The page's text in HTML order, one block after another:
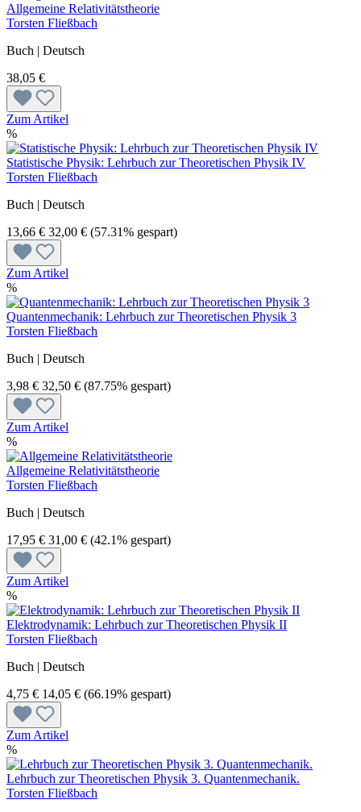
Allgemeine Relativitätstheorie
Torsten Fließbach
Buch | Deutsch
38,05 €
Zum Artikel
%
Statistische Physik: Lehrbuch zur Theoretischen Physik IV
Torsten Fließbach
Buch | Deutsch
13,66 € 32,00 € (57.31% gespart)
Zum Artikel
%
Quantenmechanik: Lehrbuch zur Theoretischen Physik 3
Torsten Fließbach
Buch | Deutsch
3,98 € 32,50 € (87.75% gespart)
Zum Artikel
%
Allgemeine Relativitätstheorie
Torsten Fließbach
Buch | Deutsch
17,95 € 31,00 € (42.1% gespart)
Zum Artikel
%
Elektrodynamik: Lehrbuch zur Theoretischen Physik II
Torsten Fließbach
Buch | Deutsch
4,75 € 14,05 € (66.19% gespart)
Zum Artikel
%
Lehrbuch zur Theoretischen Physik 3. Quantenmechanik.
Torsten Fließbach